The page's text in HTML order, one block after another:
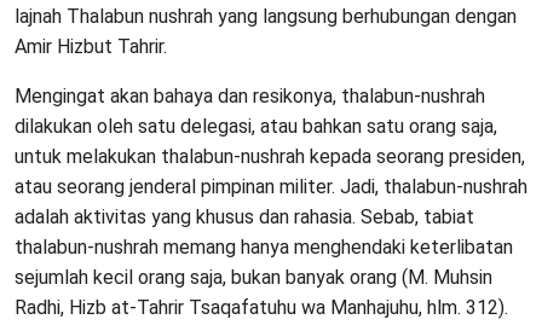
lajnah Thalabun nushrah yang langsung berhubungan dengan
Amir Hizbut Tahrir.
Mengingat akan bahaya dan resikonya, thalabun-nushrah
dilakukan oleh satu delegasi, atau bahkan satu orang saja,
untuk melakukan thalabun-nushrah kepada seorang presiden,
atau seorang jenderal pimpinan militer. Jadi, thalabun-nushrah
adalah aktivitas yang khusus dan rahasia. Sebab, tabiat
thalabun-nushrah memang hanya menghendaki keterlibatan
sejumlah kecil orang saja, bukan banyak orang (M. Muhsin
Radhi, Hizb at-Tahrir Tsaqafatuhu wa Manhajuhu, hlm. 312).